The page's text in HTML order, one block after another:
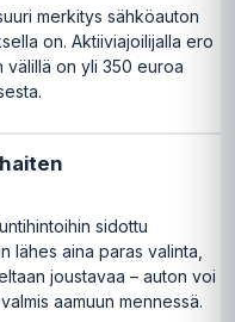
merkitys sähköauton
on. Aktiiviajoilijalla ero
välillä on yli 350 euroa
sidottu
lähes aina paras valinta,
joustavaa – auton voi
aamuun mennessä.